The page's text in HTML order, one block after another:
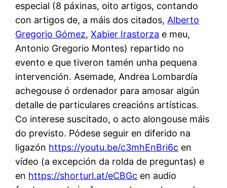
especial (8 páxinas, oito artigos, contando
con artigos de, a máis dos citados, Alberto
Gregorio Gómez,Xabier Irastorza e meu,
Antonio Gregorio Montes) repartido no
evento e que tiveron tamén unha pequena
intervención. Asemade, Andrea Lombardía
achegouse ó ordenador para amosar algún
detalle de particulares creacións artísticas.
Co interese suscitado, o acto alongouse máis
do previsto. Pódese seguir en diferido na
ligazón https://youtu.be/c3mhEnBri6c en
vídeo (a excepción da rolda de preguntas) e
en https://shorturl.at/eCBGc en audio